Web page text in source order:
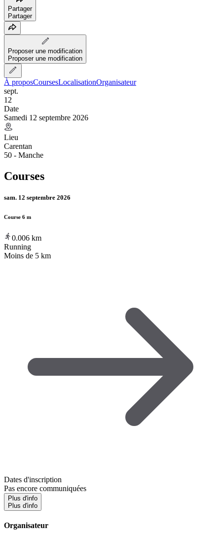
Partager
Partager
Proposer une modification
Proposer une modification
À proposCoursesLocalisationOrganisateur
sept.
12
Date
Samedi 12 septembre 2026
Lieu
Carentan
50 - Manche
Courses
sam. 12 septembre 2026
Course 6 m
0.006 km
Running
Moins de 5 km
Dates d'inscription
Pas encore communiquées
Plus d'info
Plus d'info
Organisateur